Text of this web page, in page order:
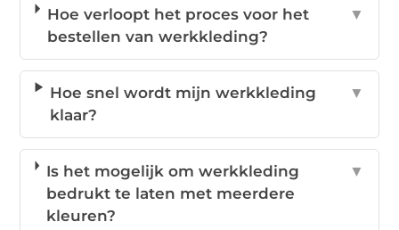
Hoe verloopt het proces voor het
bestellen van werkkleding?
▼
Hoe snel wordt mijn werkkleding
klaar?
▼
Is het mogelijk om werkkleding
bedrukt te laten met meerdere
kleuren?
▼